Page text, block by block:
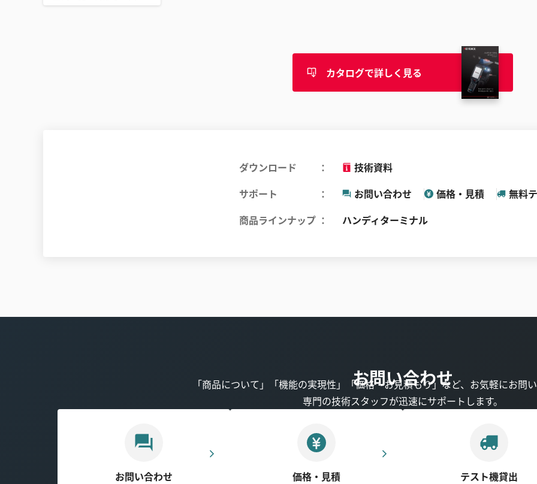
カタログで詳しく見る
ダウンロード
技術資料
サポート
お問い合わせ 価格・見積
無料
商品ラインナップ
ハンディターミナル
お問い合わせ
「商品について」「機能の実現性」「価格・お見積もり」など、お気軽にお問
専門の技術スタッフが迅速にサポートします。
お問い合わせ 価格・見積 テスト機貸出